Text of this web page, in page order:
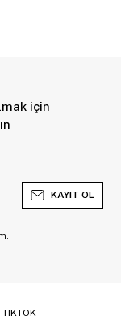
için
KAYIT OL
TIKTOK